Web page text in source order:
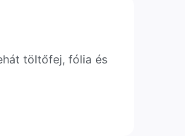
töltőfej, fólia és